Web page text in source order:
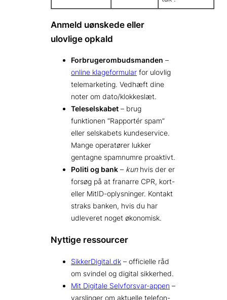
Anmeld uønskede eller
ulovlige opkald
Forbrugerombudsmanden –
online klageformular for ulovlig
telemarketing. Vedhæft dine
noter om dato/klokkeslæt.
Teleselskabet – brug
funktionen “Rapportér spam”
eller selskabets kundeservice.
Mange operatører lukker
gentagne spamnumre proaktivt.
Politi og bank – kunhvis der er
forsøg på at franarre CPR, kort-
eller MitID-oplysninger. Kontakt
straks banken, hvis du har
udleveret noget økonomisk.
Nyttige ressourcer
SikkerDigital.dk – officielle råd
om svindel og digital sikkerhed.
Mit Digitale Selvforsvar-appen –
varslinger om aktuelle telefon-